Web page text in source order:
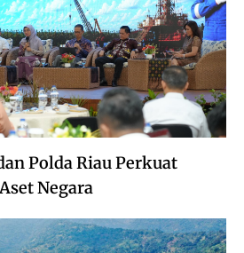
Polda Riau Perkuat
Negara